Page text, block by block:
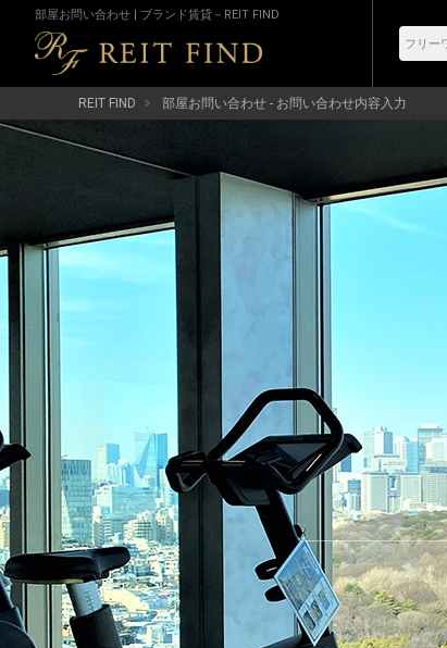
部屋お問い合わせ | ブランド賃貸－REIT FIND
REIT FIND 部屋お問い合わせ - お問い合わせ内容入力